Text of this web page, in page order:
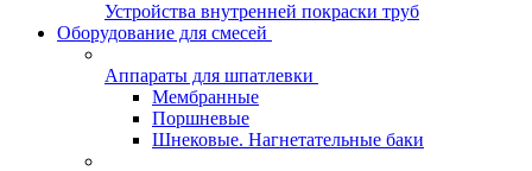
Устройства внутренней покраски труб
Оборудование для смесей
Аппараты для шпатлевки
Мембранные
Поршневые
Шнековые. Нагнетательные баки